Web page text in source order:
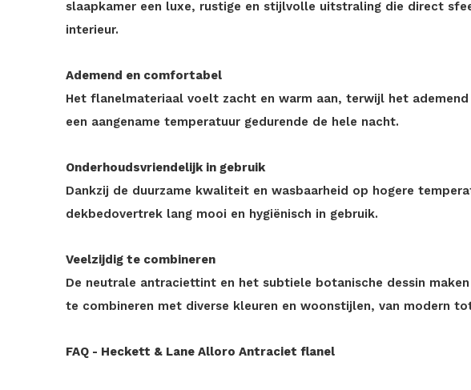
slaapkamer een luxe, rustige en stijlvolle uitstraling die direct
interieur.
Ademend en comfortabel
Het flanelmateriaal voelt zacht en warm aan, terwijl het
een aangename temperatuur gedurende de hele nacht.
Onderhoudsvriendelijk in gebruik
Dankzij de duurzame kwaliteit en wasbaarheid op hogere
dekbedovertrek lang mooi en hygiënisch in gebruik.
Veelzijdig te combineren
De neutrale antraciettint en het subtiele botanische dessin
te combineren met diverse kleuren en woonstijlen, van modern
FAQ - Heckett & Lane Alloro Antraciet flanel